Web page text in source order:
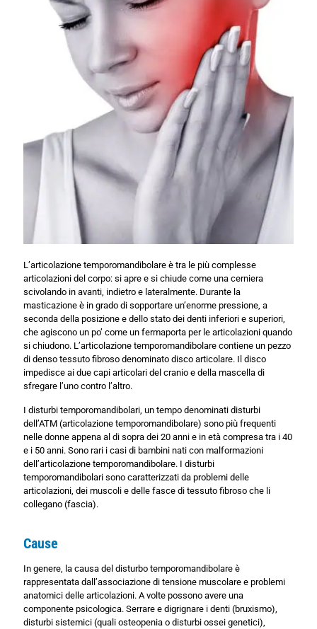
L’articolazione temporomandibolare è tra le più complesse
articolazioni del corpo: si apre e si chiude come una cerniera
scivolando in avanti, indietro e lateralmente. Durante la
masticazione è in grado di sopportare un’enorme pressione, a
seconda della posizione e dello stato dei denti inferiori e superiori,
che agiscono un po’ come un fermaporta per le articolazioni quando
si chiudono. L’articolazione temporomandibolare contiene un pezzo
di denso tessuto fibroso denominato disco articolare. Il disco
impedisce ai due capi articolari del cranio e della mascella di
sfregare l’uno contro l’altro.
I disturbi temporomandibolari, un tempo denominati disturbi
dell’ATM (articolazione temporomandibolare) sono più frequenti
nelle donne appena al di sopra dei 20 anni e in età compresa tra i 40
e i 50 anni. Sono rari i casi di bambini nati con malformazioni
dell’articolazione temporomandibolare. I disturbi
temporomandibolari sono caratterizzati da problemi delle
articolazioni, dei muscoli e delle fasce di tessuto fibroso che li
collegano (fascia).
Cause
In genere, la causa del disturbo temporomandibolare è
rappresentata dall’associazione di tensione muscolare e problemi
anatomici delle articolazioni. A volte possono avere una
componente psicologica. Serrare e digrignare i denti (bruxismo),
disturbi sistemici (quali osteopenia o disturbi ossei genetici),